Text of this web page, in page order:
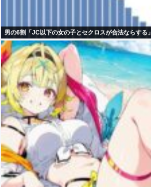
男の6割「JC以下の女の子とセクロスが合法ならする」